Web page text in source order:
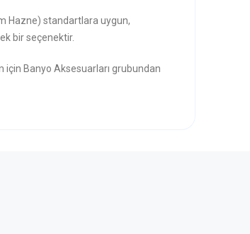
Hazne) standartlara uygun,
bir seçenektir.
için Banyo Aksesuarları grubundan